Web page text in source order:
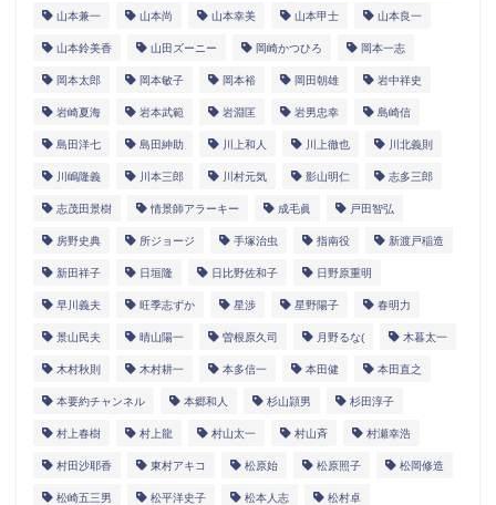
山本兼一 山本尚 山本幸美 山本甲士 山本良一
山本鈴美香 山田ズーニー 岡崎かつひろ 岡本一志
岡本太郎 岡本敏子 岡本裕 岡田朝雄 岩中祥史
岩崎夏海 岩本武範 岩淵匡 岩男忠幸 島崎信
島田洋七 島田紳助 川上和人 川上徹也 川北義則
川嶋隆義 川本三郎 川村元気 影山明仁 志多三郎
志茂田景樹 情景師アラーキー 成毛眞 戸田智弘
房野史典 所ジョージ 手塚治虫 指南役 新渡戸稲造
新田祥子 日垣隆 日比野佐和子 日野原重明
早川義夫 旺季志ずか 星渉 星野陽子 春明力
景山民夫 晴山陽一 曽根原久司 月野るな( 木暮太一
木村秋則 木村耕一 本多信一 本田健 本田直之
本要約チャンネル 本郷和人 杉山頴男 杉田淳子
村上春樹 村上龍 村山太一 村山斉 村瀬幸浩
村田沙耶香 東村アキコ 松原始 松原照子 松岡修造
松崎五三男 松平洋史子 松本人志 松村卓